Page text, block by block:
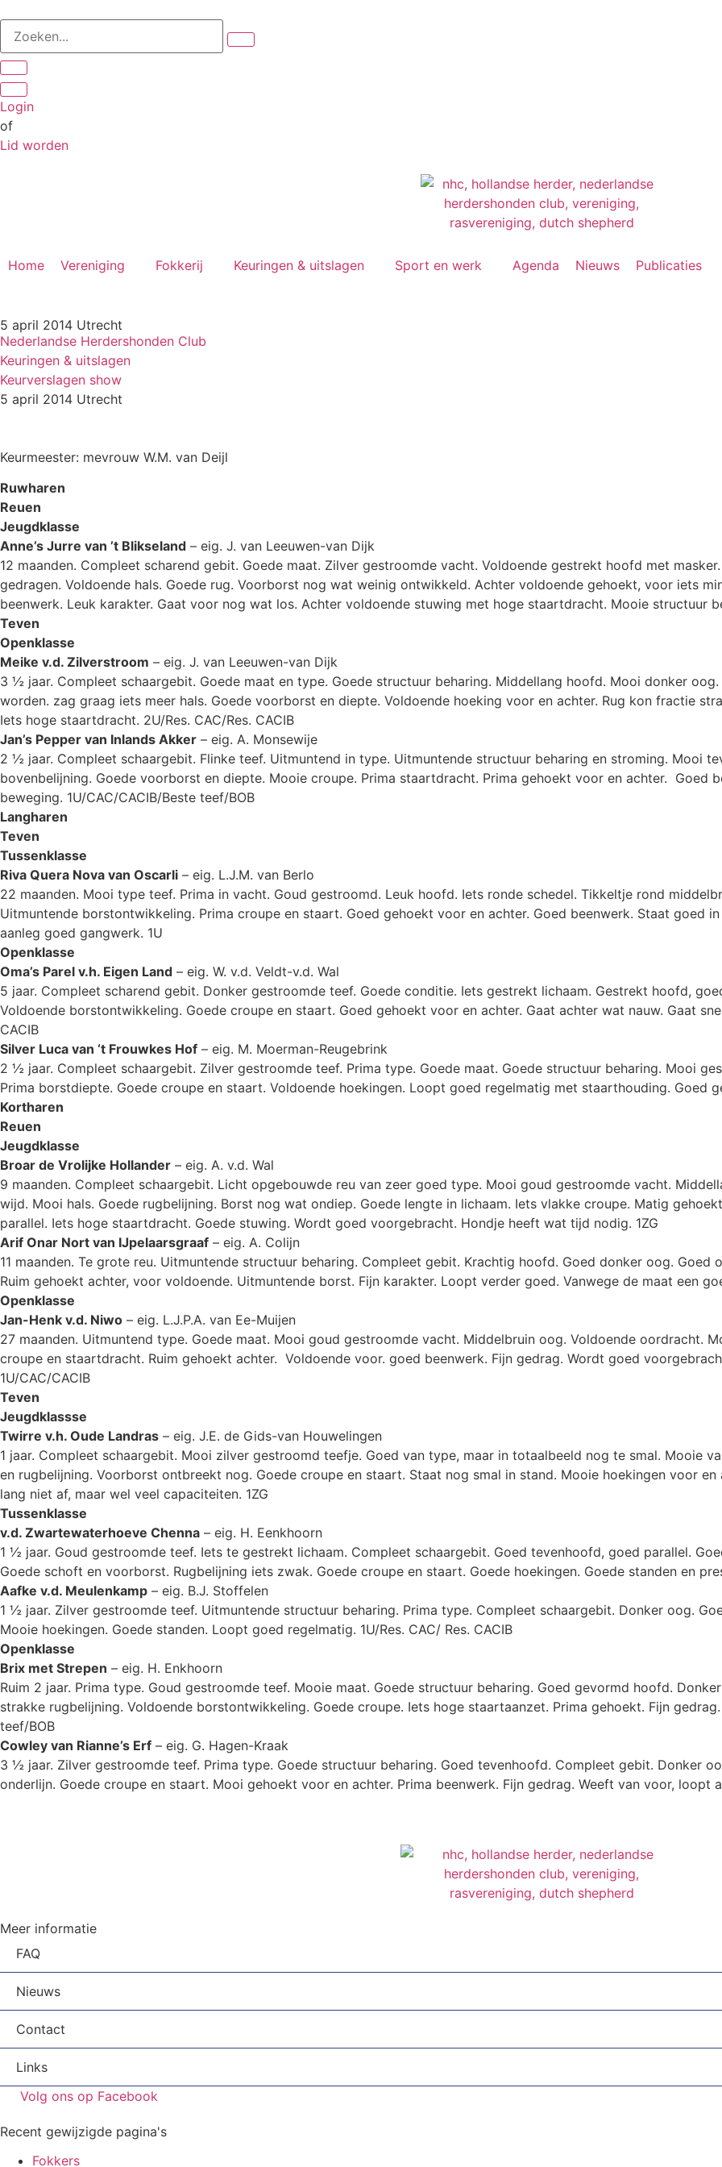
Login
of
Lid worden
Home Vereniging Fokkerij Keuringen & uitslagen Sport en werk Agenda Nieuws Publicaties
5 april 2014 Utrecht
Nederlandse Herdershonden Club
Keuringen & uitslagen
Keurverslagen show
5 april 2014 Utrecht
Keurmeester: mevrouw W.M. van Deijl
Ruwharen
Reuen
Jeugdklasse
Anne’s Jurre van ’t Blikseland – eig. J. van Leeuwen-van Dijk
12 maanden. Compleet scharend gebit. Goede maat. Zilver gestroomde vacht. Voldoende gestrekt hoofd met
gedragen. Voldoende hals. Goede rug. Voorborst nog wat weinig ontwikkeld. Achter voldoende gehoekt, voor iets
beenwerk. Leuk karakter. Gaat voor nog wat los. Achter voldoende stuwing met hoge staartdracht. Mooie structuur
Teven
Openklasse
Meike v.d. Zilverstroom – eig. J. van Leeuwen-van Dijk
3 ½ jaar. Compleet schaargebit. Goede maat en type. Goede structuur beharing. Middellang hoofd. Mooi donker
worden. zag graag iets meer hals. Goede voorborst en diepte. Voldoende hoeking voor en achter. Rug kon fractie
Iets hoge staartdracht. 2U/Res. CAC/Res. CACIB
Jan’s Pepper van Inlands Akker – eig. A. Monsewije
2 ½ jaar. Compleet schaargebit. Flinke teef. Uitmuntend in type. Uitmuntende structuur beharing en stroming. Mooi
bovenbelijning. Goede voorborst en diepte. Mooie croupe. Prima staartdracht. Prima gehoekt voor en achter. Goed
beweging. 1U/CAC/CACIB/Beste teef/BOB
Langharen
Teven
Tussenklasse
Riva Quera Nova van Oscarli – eig. L.J.M. van Berlo
22 maanden. Mooi type teef. Prima in vacht. Goud gestroomd. Leuk hoofd. Iets ronde schedel. Tikkeltje rond
Uitmuntende borstontwikkeling. Prima croupe en staart. Goed gehoekt voor en achter. Goed beenwerk. Staat goed
aanleg goed gangwerk. 1U
Openklasse
Oma’s Parel v.h. Eigen Land – eig. W. v.d. Veldt-v.d. Wal
5 jaar. Compleet scharend gebit. Donker gestroomde teef. Goede conditie. Iets gestrekt lichaam. Gestrekt hoofd,
Voldoende borstontwikkeling. Goede croupe en staart. Goed gehoekt voor en achter. Gaat achter wat nauw. Gaat
CACIB
Silver Luca van ‘t Frouwkes Hof – eig. M. Moerman-Reugebrink
2 ½ jaar. Compleet schaargebit. Zilver gestroomde teef. Prima type. Goede maat. Goede structuur beharing. Mooi
Prima borstdiepte. Goede croupe en staart. Voldoende hoekingen. Loopt goed regelmatig met staarthouding. Goed
Kortharen
Reuen
Jeugdklasse
Broar de Vrolijke Hollander – eig. A. v.d. Wal
9 maanden. Compleet schaargebit. Licht opgebouwde reu van zeer goed type. Mooi goud gestroomde vacht.
wijd. Mooi hals. Goede rugbelijning. Borst nog wat ondiep. Goede lengte in lichaam. Iets vlakke croupe. Matig
parallel. Iets hoge staartdracht. Goede stuwing. Wordt goed voorgebracht. Hondje heeft wat tijd nodig. 1ZG
Arif Onar Nort van IJpelaarsgraaf – eig. A. Colijn
11 maanden. Te grote reu. Uitmuntende structuur beharing. Compleet gebit. Krachtig hoofd. Goed donker oog. Goed
Ruim gehoekt achter, voor voldoende. Uitmuntende borst. Fijn karakter. Loopt verder goed. Vanwege de maat een
Openklasse
Jan-Henk v.d. Niwo – eig. L.J.P.A. van Ee-Muijen
27 maanden. Uitmuntend type. Goede maat. Mooi goud gestroomde vacht. Middelbruin oog. Voldoende oordracht.
croupe en staartdracht. Ruim gehoekt achter. Voldoende voor. goed beenwerk. Fijn gedrag. Wordt goed
1U/CAC/CACIB
Teven
Jeugdklassse
Twirre v.h. Oude Landras – eig. J.E. de Gids-van Houwelingen
1 jaar. Compleet schaargebit. Mooi zilver gestroomd teefje. Goed van type, maar in totaalbeeld nog te smal. Mooie
en rugbelijning. Voorborst ontbreekt nog. Goede croupe en staart. Staat nog smal in stand. Mooie hoekingen voor
lang niet af, maar wel veel capaciteiten. 1ZG
Tussenklasse
v.d. Zwartewaterhoeve Chenna – eig. H. Eenkhoorn
1 ½ jaar. Goud gestroomde teef. Iets te gestrekt lichaam. Compleet schaargebit. Goed tevenhoofd, goed parallel.
Goede schoft en voorborst. Rugbelijning iets zwak. Goede croupe en staart. Goede hoekingen. Goede standen en
Aafke v.d. Meulenkamp – eig. B.J. Stoffelen
1 ½ jaar. Zilver gestroomde teef. Uitmuntende structuur beharing. Prima type. Compleet schaargebit. Donker oog.
Mooie hoekingen. Goede standen. Loopt goed regelmatig. 1U/Res. CAC/ Res. CACIB
Openklasse
Brix met Strepen – eig. H. Enkhoorn
Ruim 2 jaar. Prima type. Goud gestroomde teef. Mooie maat. Goede structuur beharing. Goed gevormd hoofd.
strakke rugbelijning. Voldoende borstontwikkeling. Goede croupe. Iets hoge staartaanzet. Prima gehoekt. Fijn
teef/BOB
Cowley van Rianne’s Erf – eig. G. Hagen-Kraak
3 ½ jaar. Zilver gestroomde teef. Prima type. Goede structuur beharing. Goed tevenhoofd. Compleet gebit. Donker
onderlijn. Goede croupe en staart. Mooi gehoekt voor en achter. Prima beenwerk. Fijn gedrag. Weeft van voor, loopt
Meer informatie
FAQ
Nieuws
Contact
Links
Volg ons op Facebook
Recent gewijzigde pagina's
Fokkers